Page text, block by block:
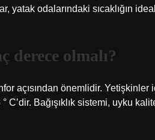
yatak odalarındaki sıcaklığın
derece olmalı?
açısından önemlidir.
C’dir. Bağışıklık sistemi, uyku